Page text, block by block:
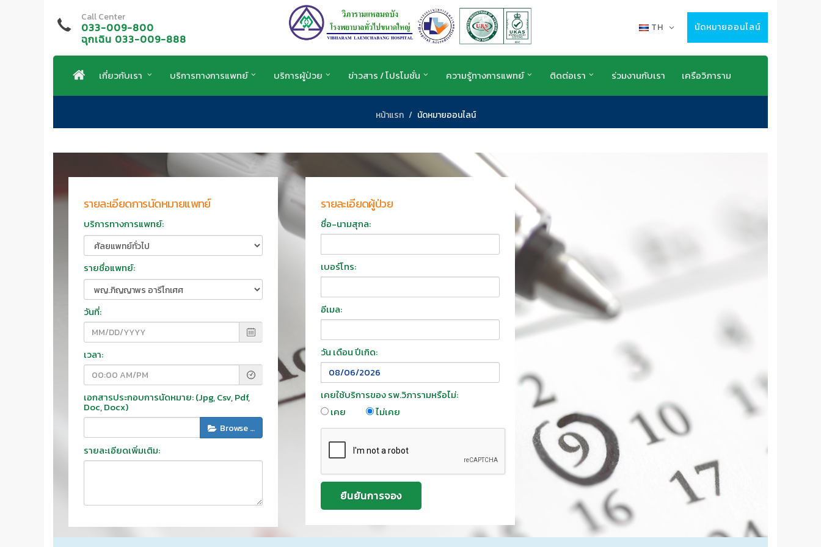
Call Center
033-009-800
ฉุกเฉิน 033-009-888
TH นัดหมายออนไลน์
เกี่ยวกับเรา บริการทางการแพทย์ บริการผู้ป่วย ข่าวสาร / โปรโมชั่น ความรู้ทางการแพทย์ ติดต่อเรา ร่วมงานกับเรา เครือวิภาราม
หน้าแรก นัดหมายออนไลน์
รายละเอียดการนัดหมายแพทย์
บริการทางการแพทย์:
รายชื่อแพทย์:
วันที่:
เวลา:
เอกสารประกอบการนัดหมาย: (jpg, Csv, Pdf,
Doc, Docx)
Browse …
รายละเอียดเพิ่มเติม:
รายละเอียดผู้ป่วย
ชื่อ-นามสุกล:
เบอร์โทร:
อีเมล:
วัน เดือน ปีเกิด:
เคยใช้บริการของ รพ.วิภารามหรือไม่:
เคย
ไม่เคย
ยืนยันการจอง